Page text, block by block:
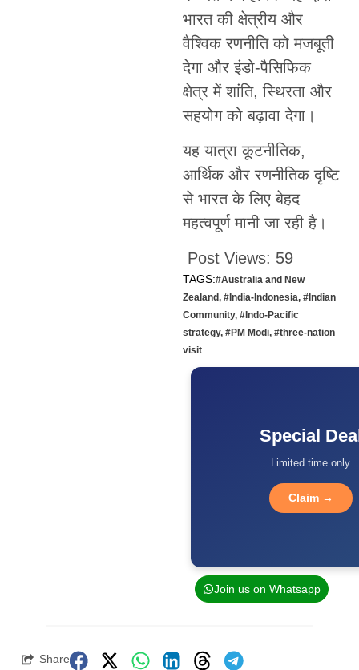
भारत की क्षेत्रीय और
वैश्विक रणनीति को मजबूती
देगा और इंडो-पैसिफिक
क्षेत्र में शांति, स्थिरता और
सहयोग को बढ़ावा देगा।
यह यात्रा कूटनीतिक,
आर्थिक और रणनीतिक दृष्टि
से भारत के लिए बेहद
महत्वपूर्ण मानी जा रही है।
Post Views: 59
TAGS:#Australia and New
Zealand, #India-Indonesia, #Indian
Community, #Indo-Pacific
strategy, #PM Modi, #three-nation
visit
Special
Limited time only
Claim →
Join us on Whatsapp
Share